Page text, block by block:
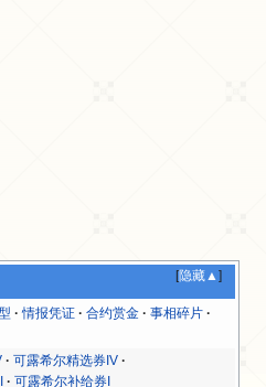
[隐藏▲]
情报凭证 合约赏金
事相碎片
可露希尔精选券IV
可露希尔补给券I